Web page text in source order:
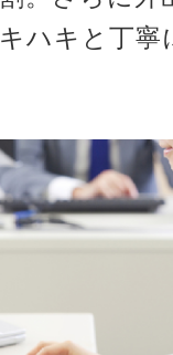
キハキと丁寧